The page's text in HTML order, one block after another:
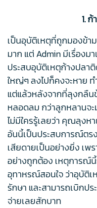
1.
เป็นอุบัติเหตุที่ถูกมองข้าม
มาก แต่ Admin มีเรื่อง
ประสบอุบัติเหตุก้างปล
ใหญ่ๆ ลงไปก็คงจะหาย ท
แต่แล้วหลังจากที่ลุงกลืน
หลอดลม กว่าลูกหลานจ
ไม่มีใครรู้เลยว่า คุณลุงห
อันนี้เป็นประสบการณ์ตร
เสียดายเป็นอย่างยิ่ง เพ
อย่างถูกต้อง เหตุการณ์นี้
อุทาหรณ์สอนใจ ว่าอุบัติเ
รักษา และสามารถเบิกปร
จ่ายเลยสักบาท